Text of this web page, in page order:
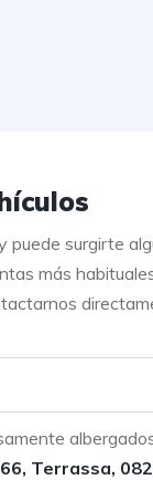
puede surgirte
más
Terrassa,